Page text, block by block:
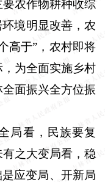
农作物耕种收综
境明显改善，农
高于”，农村即将
为全面实施乡村
面振兴全方位振
局看，民族要复
之大变局看，稳
应变局、开新局